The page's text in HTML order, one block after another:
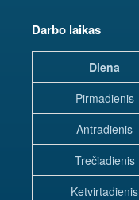
Darbo laikas
Diena
Pirmadienis
Antradienis
Trečiadienis
Ketvirtadienis